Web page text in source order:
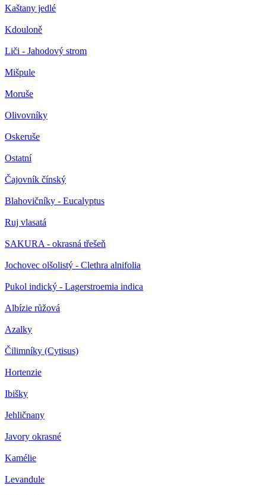
Kaštany jedlé
Kdouloně
Liči - Jahodový strom
Mišpule
Moruše
Olivovníky
Oskeruše
Ostatní
Čajovník čínský
Blahovičníky - Eucalyptus
Ruj vlasatá
SAKURA - okrasná třešeň
Jochovec olšolistý - Clethra alnifolia
Pukol indický - Lagerstroemia indica
Albízie růžová
Azalky
Čilimníky (Cytisus)
Hortenzie
Ibišky
Jehličnany
Javory okrasné
Kamélie
Levandule